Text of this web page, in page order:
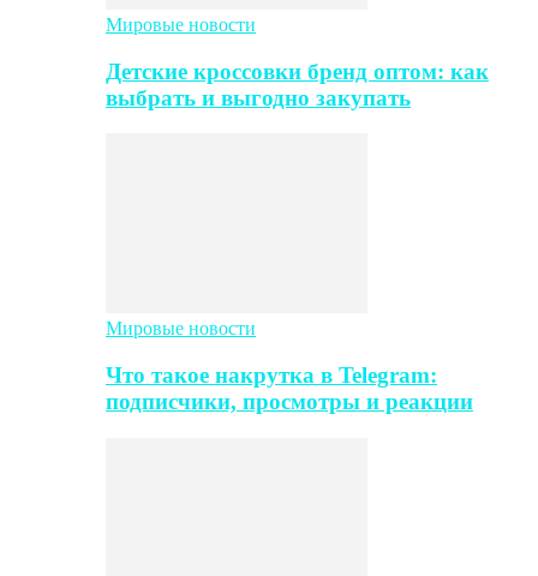
Мировые новости
Детские кроссовки бренд оптом: как
выбрать и выгодно закупать
Мировые новости
Что такое накрутка в Telegram:
подписчики, просмотры и реакции